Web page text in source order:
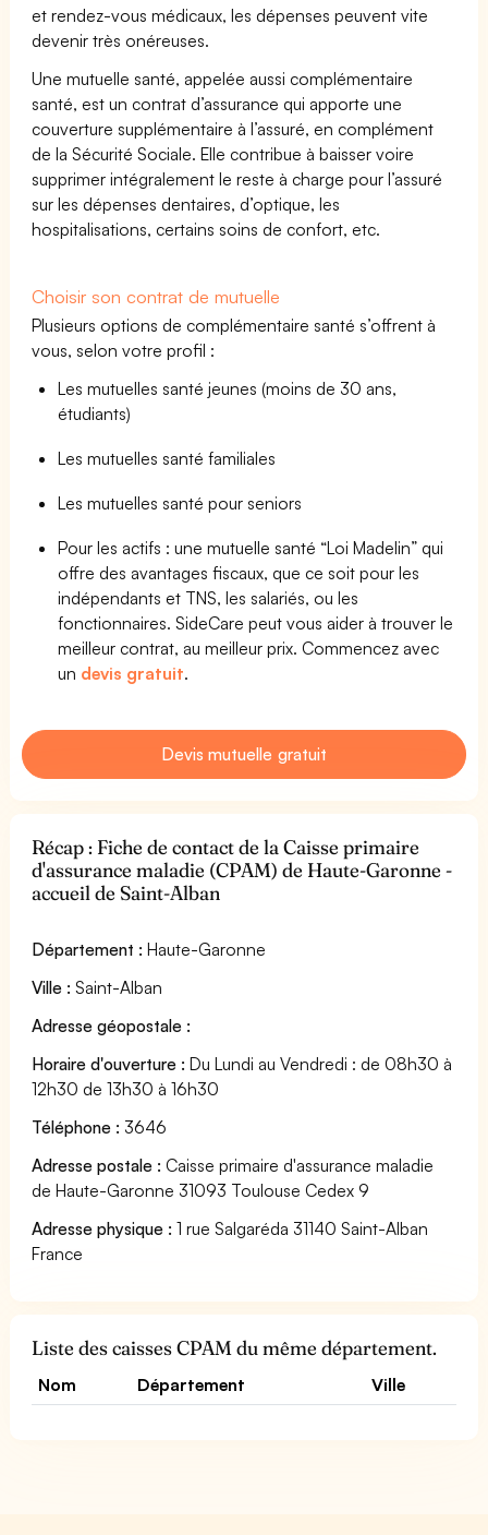
et rendez-vous médicaux, les dépenses peuvent vite
devenir très onéreuses.
Une mutuelle santé, appelée aussi complémentaire
santé, est un contrat d’assurance qui apporte une
couverture supplémentaire à l’assuré, en complément
de la Sécurité Sociale. Elle contribue à baisser voire
supprimer intégralement le reste à charge pour l’assuré
sur les dépenses dentaires, d’optique, les
hospitalisations, certains soins de confort, etc.
Choisir son contrat de mutuelle
Plusieurs options de complémentaire santé s’offrent à
vous, selon votre profil :
Les mutuelles santé jeunes (moins de 30 ans,
étudiants)
Les mutuelles santé familiales
Les mutuelles santé pour seniors
Pour les actifs : une mutuelle santé “Loi Madelin” qui
offre des avantages fiscaux, que ce soit pour les
indépendants et TNS, les salariés, ou les
fonctionnaires. SideCare peut vous aider à trouver le
meilleur contrat, au meilleur prix. Commencez avec
un devis gratuit.
Devis mutuelle gratuit
Récap : Fiche de contact de la Caisse primaire
d'assurance maladie (CPAM) de Haute-Garonne -
accueil de Saint-Alban
Département : Haute-Garonne
Ville : Saint-Alban
Adresse géopostale :
Horaire d'ouverture : Du Lundi au Vendredi : de 08h30 à
12h30 de 13h30 à 16h30
Téléphone : 3646
Adresse postale : Caisse primaire d'assurance maladie
de Haute-Garonne 31093 Toulouse Cedex 9
Adresse physique : 1 rue Salgaréda 31140 Saint-Alban
France
Liste des caisses CPAM du même département.
Nom Département Ville